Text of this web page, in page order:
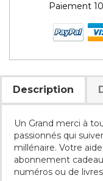
Paiement
Description
Un Grand merci à
passionnés qui
millénaire. Votre
abonnement
numéros ou de